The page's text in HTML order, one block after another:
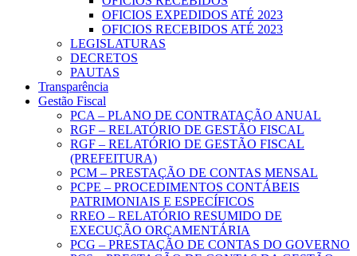
OFICIOS EXPEDIDOS ATÉ 2023
OFICIOS RECEBIDOS ATÉ 2023
LEGISLATURAS
DECRETOS
PAUTAS
Transparência
Gestão Fiscal
PCA – PLANO DE CONTRATAÇÃO ANUAL
RGF – RELATÓRIO DE GESTÃO FISCAL
RGF – RELATÓRIO DE GESTÃO FISCAL
(PREFEITURA)
PCM – PRESTAÇÃO DE CONTAS MENSAL
PCPE – PROCEDIMENTOS CONTÁBEIS
PATRIMONIAIS E ESPECÍFICOS
RREO – RELATÓRIO RESUMIDO DE
EXECUÇÃO ORÇAMENTÁRIA
PCG – PRESTAÇÃO DE CONTAS DO GOVERNO